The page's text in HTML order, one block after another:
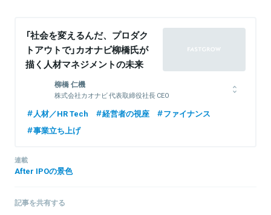
「社会を変えるんだ、プロダク
トアウトで」カオナビ柳橋氏が
描く人材マネジメントの未来
柳橋 仁機
株式会社カオナビ 代表取締役社長 CEO
東京理科大学大学院 基礎工学研究科電子応用工学専攻修了。2000
年6月、アクセンチュア株式会社へ入社。教育機関や官公庁の業務
改革プロジェクトにて、業務基盤の整備や大規模データベースシス
し、代表取締役へ就任。人事業務コンサルタントとして、クライア
ントの人事制度の策定・業務フローの整備、人事システムの導入な
開始する。
人材／HR Tech 経営者の視座
ファイナンス
事業立ち上げ
連載
After IPOの景色
記事を共有する